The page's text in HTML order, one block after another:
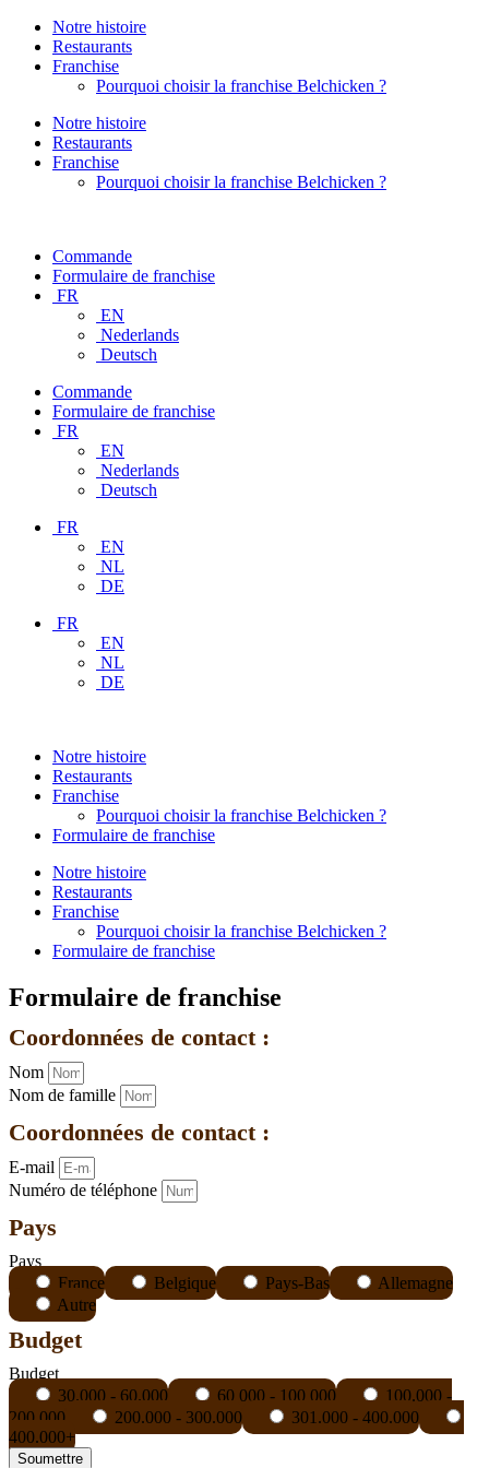
Notre histoire
Restaurants
Franchise
Pourquoi choisir la franchise Belchicken ?
Notre histoire
Restaurants
Franchise
Pourquoi choisir la franchise Belchicken ?
Commande
Formulaire de franchise
FR
EN
Nederlands
Deutsch
Commande
Formulaire de franchise
FR
EN
Nederlands
Deutsch
FR
EN
NL
DE
FR
EN
NL
DE
Notre histoire
Restaurants
Franchise
Pourquoi choisir la franchise Belchicken ?
Formulaire de franchise
Notre histoire
Restaurants
Franchise
Pourquoi choisir la franchise Belchicken ?
Formulaire de franchise
Formulaire de franchise
Coordonnées de contact :
Nom
Nom de famille
Coordonnées de contact :
E-mail
Numéro de téléphone
Pays
Pays
France
Belgique Pays-Bas
Allemagne
Autre
Budget
Budget
30.000 - 60.000
60 000 - 100 000
100.000 -
200.000
200.000 - 300.000
301.000 - 400.000
400.000+
Soumettre